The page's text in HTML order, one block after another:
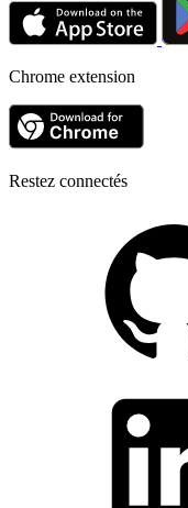
Chrome extension
Restez connectés